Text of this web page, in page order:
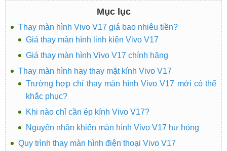
Mục lục
Thay màn hình Vivo V17 giá bao nhiêu tiền?
Giá thay màn hình linh kiện Vivo V17
Giá thay màn hình Vivo V17 chính hãng
Thay màn hình hay thay mặt kính Vivo V17
Trường hợp chỉ thay màn hình Vivo V17 mới có thể
khắc phục?
Khi nào chỉ cần ép kính Vivo V17?
Nguyên nhân khiến màn hình Vivo V17 hư hỏng
Quy trình thay màn hình điện thoại Vivo V17